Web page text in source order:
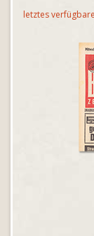
letztes